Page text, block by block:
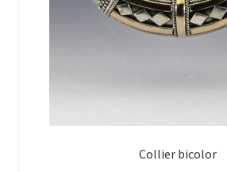
Collier bicolor